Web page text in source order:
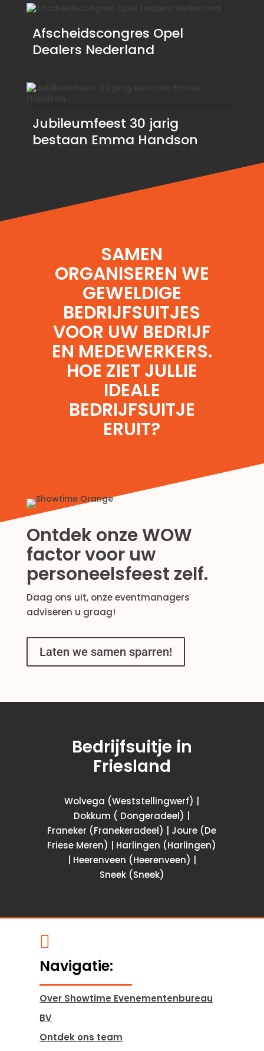
Afscheidscongres Opel
Dealers Nederland
Jubileumfeest 30 jarig
bestaan Emma Handson
SAMEN
ORGANISEREN WE
GEWELDIGE
BEDRIJFSUITJES
VOOR UW BEDRIJF
EN MEDEWERKERS.
HOE ZIET JULLIE
IDEALE
BEDRIJFSUITJE
ERUIT?
Ontdek onze WOW
factor voor uw
personeelsfeest zelf.
Daag ons uit, onze eventmanagers
adviseren u graag!
Laten we samen sparren!
Bedrijfsuitje in
Friesland
Wolvega (Weststellingwerf) |
Dokkum ( Dongeradeel) |
Franeker (Franekeradeel) | Joure (De
Friese Meren) | Harlingen (Harlingen)
| Heerenveen (Heerenveen) |
Sneek (Sneek)

Navigatie:
Over Showtime Evenementenbureau
BV
Ontdek ons team